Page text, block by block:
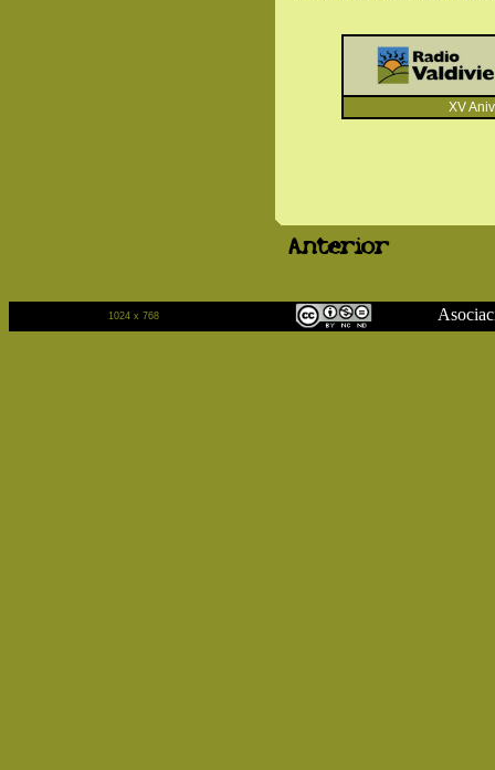
XV
Anterior
1024 x 768 Asociación